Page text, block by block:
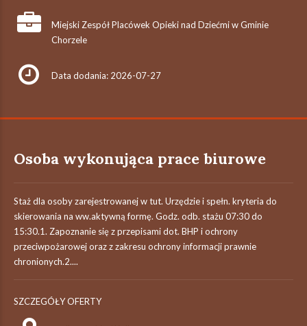
Miejski Zespół Placówek Opieki nad Dziećmi w Gminie
Chorzele
Data dodania: 2026-07-27
Osoba wykonująca prace biurowe
Staż dla osoby zarejestrowanej w tut. Urzędzie i spełn. kryteria do
skierowania na ww.aktywną formę. Godz. odb. stażu 07:30 do
15:30.1. Zapoznanie się z przepisami dot. BHP i ochrony
przeciwpożarowej oraz z zakresu ochrony informacji prawnie
chronionych.2....
SZCZEGÓŁY OFERTY